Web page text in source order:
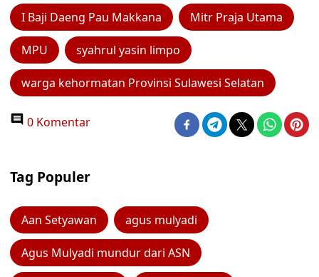
I Baji Daeng Pau Makkana Mitr Praja Utama
MPU syahrul yasin limpo
warga kehormatan Provinsi Sulawesi Selatan
0 Komentar
Tag Populer
Aan Setyawan agus mulyadi
Agus Mulyadi mundur dari ASN